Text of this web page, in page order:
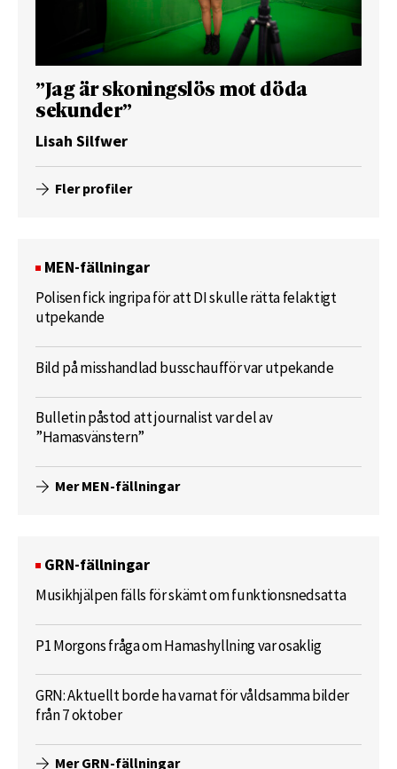
”Jag är skoningslös mot döda
sekunder”
Lisah Silfwer
Fler profiler
MEN-fällningar
Polisen fick ingripa för att DI skulle rätta felaktigt
utpekande
Bild på misshandlad busschaufför var utpekande
Bulletin påstod att journalist var del av
”Hamasvänstern”
Mer MEN-fällningar
GRN-fällningar
Musikhjälpen fälls för skämt om funktionsnedsatta
P1 Morgons fråga om Hamashyllning var osaklig
GRN: Aktuellt borde ha varnat för våldsamma bilder
från 7 oktober
Mer GRN-fällningar